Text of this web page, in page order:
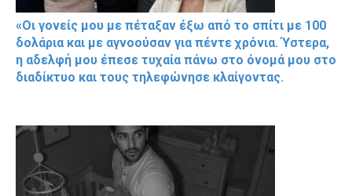
«Οι γονείς μου με πέταξαν έξω από το σπίτι με 100
δολάρια και με αγνοούσαν για πέντε χρόνια. Ύστερα,
η αδελφή μου έπεσε τυχαία πάνω στο όνομά μου στο
διαδίκτυο και τους τηλεφώνησε κλαίγοντας.